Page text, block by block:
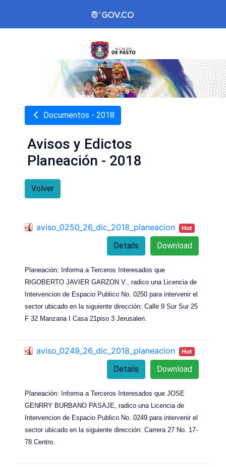
Documentos - 2018
Avisos y Edictos
Planeación - 2018
Volver
aviso_0250_26_dic_2018_planeacion Hot
Download
Details
Planeación: Informa a Terceros Interesados que
RIGOBERTO JAVIER GARZON V., radico una Licencia de
Intervencion de Espacio Publico No. 0250 para intervenir el
sector ubicado en la siguiente dirección: Calle 9 Sur Sur 25
F 32 Manzana I Casa 21piso 3 Jerusalen.
aviso_0249_26_dic_2018_planeacion Hot
Download
Details
Planeación: Informa a Terceros Interesados que JOSE
GENRRY BURBANO PASAJE, radico una Licencia de
Intervencion de Espacio Publico No. 0249 para intervenir el
sector ubicado en la siguiente dirección: Carrera 27 No. 17-
78 Centro.